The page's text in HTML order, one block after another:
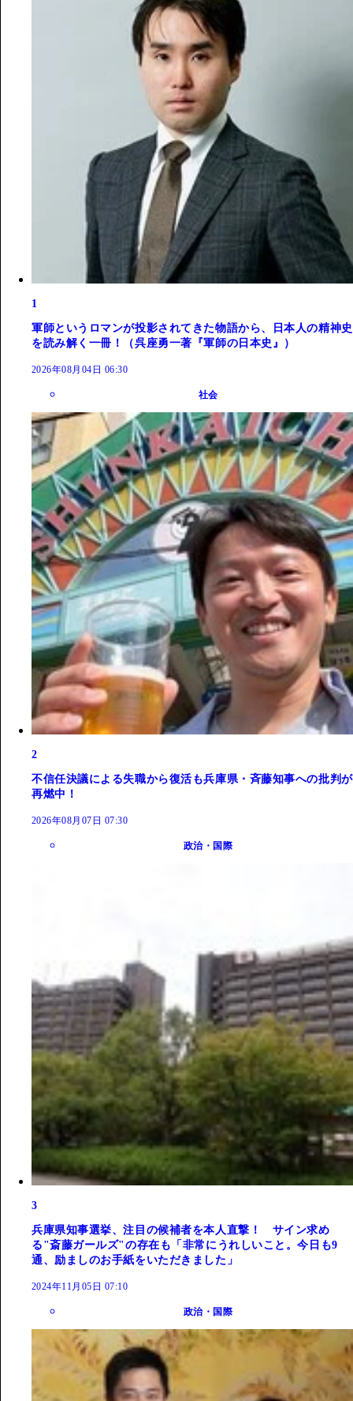
1
軍師というロマンが投影されてきた物語から、日本人の精神史
を読み解く一冊！（呉座勇一著『軍師の日本史』）
2026年08月04日 06:30
社会
2
不信任決議による失職から復活も兵庫県・斉藤知事への批判が
再燃中！
2026年08月07日 07:30
政治・国際
3
兵庫県知事選挙、注目の候補者を本人直撃！ サイン求め
る"斎藤ガールズ"の存在も「非常にうれしいこと。今日も9
通、励ましのお手紙をいただきました」
2024年11月05日 07:10
政治・国際